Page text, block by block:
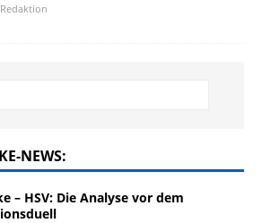
NEWS:
– HSV: Die Analyse vor dem